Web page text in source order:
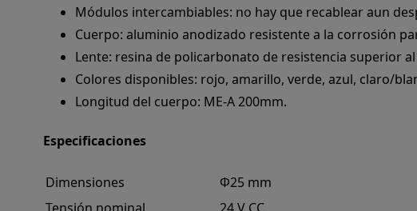
Módulos intercambiables: no hay que recablear aun
Cuerpo: aluminio anodizado resistente a la corrosión
Lente: resina de policarbonato de resistencia superior
Colores disponibles: rojo, amarillo, verde, azul, claro/
Longitud del cuerpo: ME-A 200mm.
Especificaciones
Dimensiones
Φ25 mm